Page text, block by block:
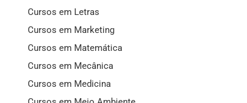
Cursos em Letras
Cursos em Marketing
Cursos em Matemática
Cursos em Mecânica
Cursos em Medicina